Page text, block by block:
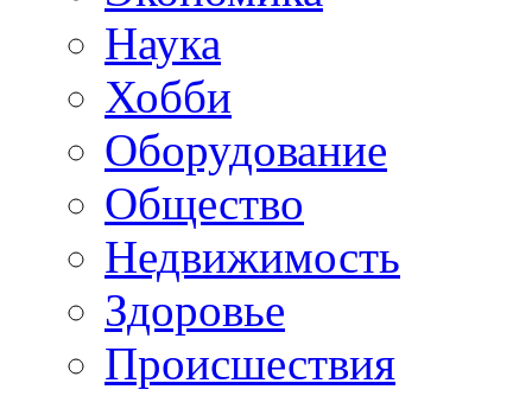
Наука
Хобби
Оборудование
Общество
Недвижимость
Здоровье
Происшествия